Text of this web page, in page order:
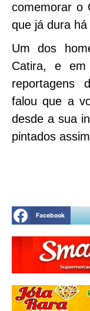
comemorar o
que já dura
Um dos
Catira, e
reportagens
falou que a
desde a sua
pintados
Facebook